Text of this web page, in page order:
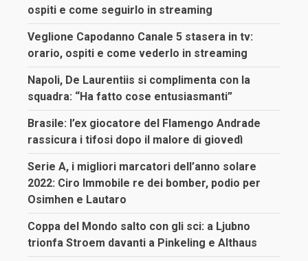
ospiti e come seguirlo in streaming
Veglione Capodanno Canale 5 stasera in tv:
orario, ospiti e come vederlo in streaming
Napoli, De Laurentiis si complimenta con la
squadra: “Ha fatto cose entusiasmanti”
Brasile: l’ex giocatore del Flamengo Andrade
rassicura i tifosi dopo il malore di giovedì
Serie A, i migliori marcatori dell’anno solare
2022: Ciro Immobile re dei bomber, podio per
Osimhen e Lautaro
Coppa del Mondo salto con gli sci: a Ljubno
trionfa Stroem davanti a Pinkeling e Althaus